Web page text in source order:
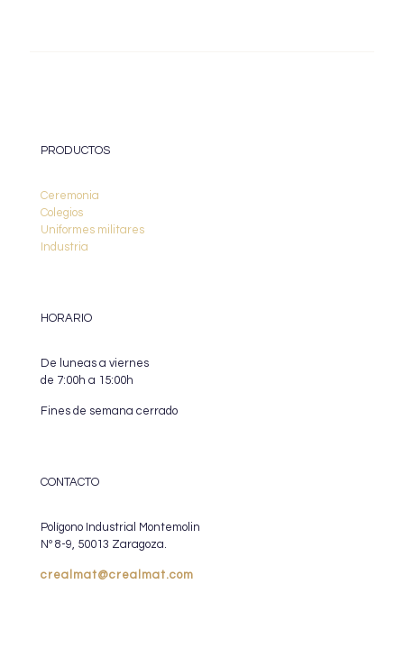
PRODUCTOS
Ceremonia
Colegios
Uniformes militares
Industria
HORARIO
De luneas a viernes
de 7:00h a 15:00h
Fines de semana cerrado
CONTACTO
Polígono Industrial Montemolin
Nº 8-9, 50013 Zaragoza.
crealmat@crealmat.com